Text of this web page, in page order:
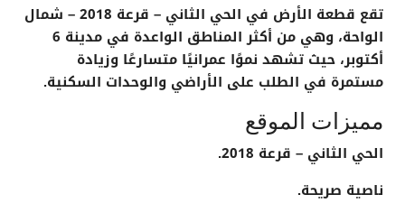
تقع قطعة الأرض في
الحي الثاني – قرعة 2018 – شمال
الواحة
، وهي من أكثر المناطق الواعدة في مدينة 6
أكتوبر، حيث تشهد نموًا عمرانيًا متسارعًا وزيادة
مستمرة في الطلب على الأراضي والوحدات السكنية.
مميزات الموقع
الحي الثاني – قرعة 2018.
ناصية صريحة.